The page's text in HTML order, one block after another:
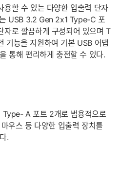
용할 수 있는 다양한 입출력 단자
USB 3.2 Gen 2x1 Type-C 포
자로 깔끔하게 구성되어 있으며 T
기능을 지원하여 기본 USB 어댑
통해 편리하게 충전할 수 있다.
A 포트 2개로 범용적으로
우스 등 다양한 입출력 장치를
.